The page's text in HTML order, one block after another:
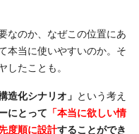
なのか、なぜこの位置にあ
本当に使いやすいのか。そ
したことも。
構造化シナリオ」 という考え
にとって 「本当に欲しい情
度順に設計することができ